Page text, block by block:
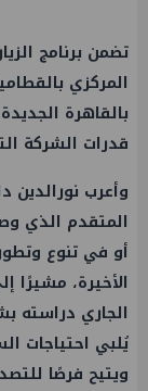
تضمن برنامج
المركزي
بالقاهرة
قدرات الشركة
وأعرب نورالدين
المتقدم الذي
أو في تنوع
الأخيرة، مشيرًا
الجاري دراسته
يُلبي احتياجات
ويتيح فرصًا